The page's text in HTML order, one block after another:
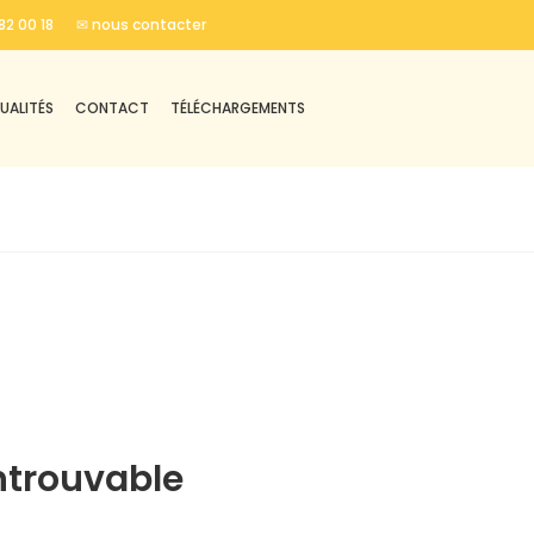
00 18 ✉ nous contacter
CONTACT TÉLÉCHARGEMENTS